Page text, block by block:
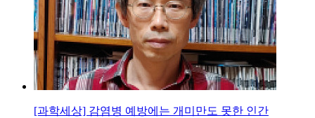
[과학세상] 감염병 예방에는 개미만도 못한 인간